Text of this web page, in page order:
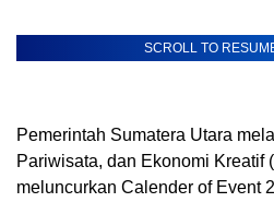
SCROLL TO
Pemerintah Sumatera Utara
Pariwisata, dan Ekonomi Kreatif
meluncurkan Calender of Event